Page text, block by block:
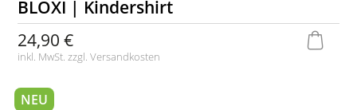
BLOXI | Kindershirt
24,90 €
inkl. MwSt. zzgl.Versandkosten
NEU